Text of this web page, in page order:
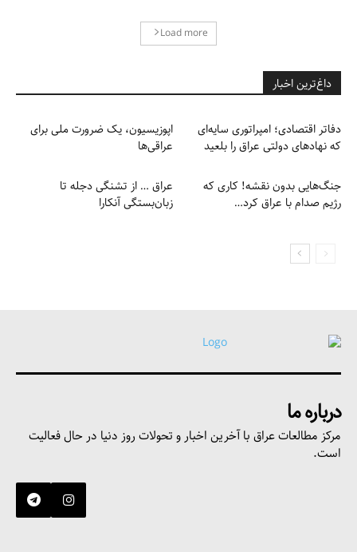
Load more
داغ‌ترین اخبار
اپوزیسیون، یک ضرورت ملی برای
عراقی‌ها
دفاتر اقتصادی؛ امپراتوری سایه‌ای
که نهادهای دولتی عراق را بلعید
عراق … از تشنگی دجله تا
زبان‌بستگی آنکارا
جنگ‌هایی بدون نقشه! کاری که
رژیم صدام با عراق کرد…
درباره ما
مرکز مطالعات عراق با آخرین اخبار و تحولات روز دنیا در حال فعالیت
است.